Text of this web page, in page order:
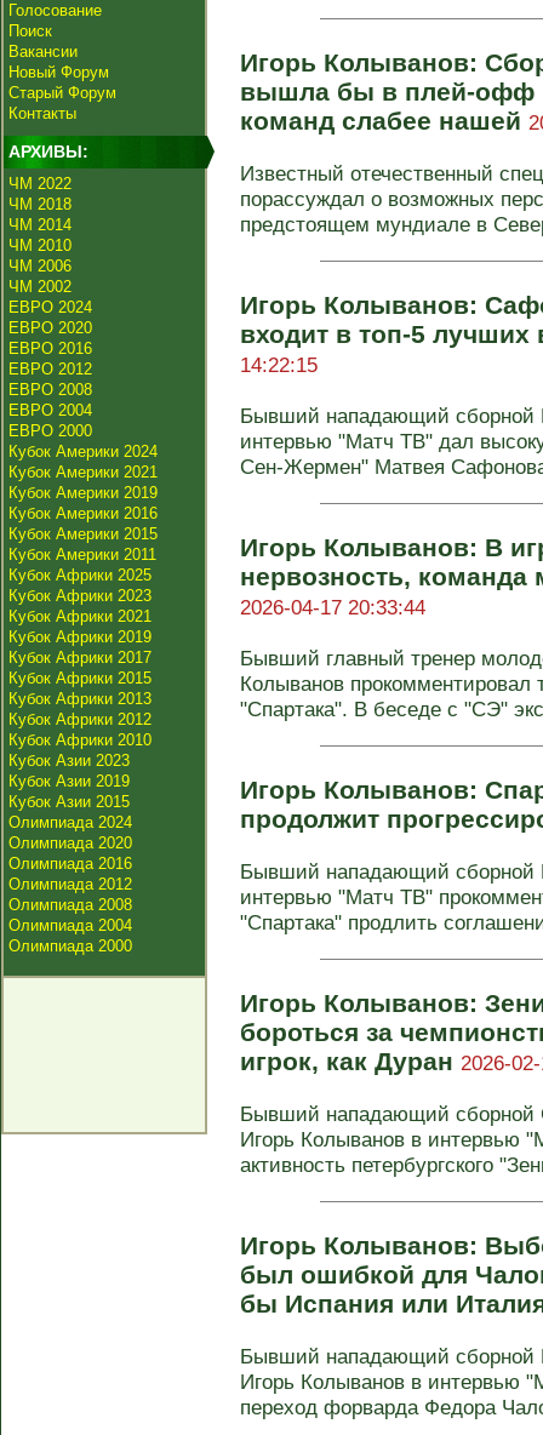
Голосование
Поиск
Вакансии
Новый Форум
Старый Форум
Контакты
АРХИВЫ:
ЧМ 2022
ЧМ 2018
ЧМ 2014
ЧМ 2010
ЧМ 2006
ЧМ 2002
ЕВРО 2024
ЕВРО 2020
ЕВРО 2016
ЕВРО 2012
ЕВРО 2008
ЕВРО 2004
ЕВРО 2000
Кубок Америки 2024
Кубок Америки 2021
Кубок Америки 2019
Кубок Америки 2016
Кубок Америки 2015
Кубок Америки 2011
Кубок Африки 2025
Кубок Африки 2023
Кубок Африки 2021
Кубок Африки 2019
Кубок Африки 2017
Кубок Африки 2015
Кубок Африки 2013
Кубок Африки 2012
Кубок Африки 2010
Кубок Азии 2023
Кубок Азии 2019
Кубок Азии 2015
Олимпиада 2024
Олимпиада 2020
Олимпиада 2016
Олимпиада 2012
Олимпиада 2008
Олимпиада 2004
Олимпиада 2000
Игорь Колыванов:
вышла бы в плей-офф
команд слабее нашей
Известный отечественный
порассуждал о возможных
предстоящем мундиале в
Игорь Колыванов:
входит в топ-5
14:22:15
Бывший нападающий сборной
интервью "Матч ТВ" дал
Сен-Жермен" Матвея
Игорь Колыванов: В
нервозность, команда
2026-04-17 20:33:44
Бывший главный тренер
Колыванов прокомментировал
"Спартака". В беседе с "СЭ"
Игорь Колыванов:
продолжит
Бывший нападающий сборной
интервью "Матч ТВ"
"Спартака" продлить
Игорь Колыванов:
бороться за
игрок, как Дуран 2026-
Бывший нападающий сборной
Игорь Колыванов в интервью
активность петербургского
Игорь Колыванов:
был ошибкой для
бы Испания или
Бывший нападающий сборной
Игорь Колыванов в интервью
переход форварда Федора